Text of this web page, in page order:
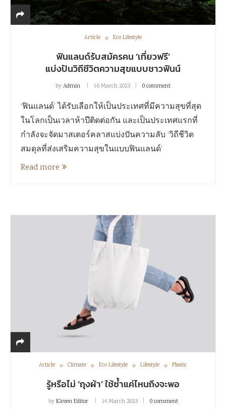
Article Eco Lifestyle
ฟินแลนด์รับสมัครคน ‘เที่ยวฟรี’
แบ่งปันวิถีชีวิตความสุขแบบชาวฟินน์
byAdmin 16 March 2023 0 comment
‘ฟินแลนด์’ ได้รับเลือกให้เป็นประเทศที่มีความสุขที่สุด
ในโลกเป็นเวลาห้าปีติดต่อกัน และเป็นประเทศแรกที่
กำลังจะจัดมาสเตอร์คลาสแบ่งปันความลับ ‘วิถีชีวิต
สมดุลที่ส่งเสริมความสุขในแบบฟินแลนด์’
Read more
Article Climate Eco Lifestyle Lifestyle Plastic
รู้หรือไม่ ‘ถุงผ้า’ ใช้ซ้ำแค่ไหนถึงจะพอ
byIGreen Editor 14 March 2023 0 comment